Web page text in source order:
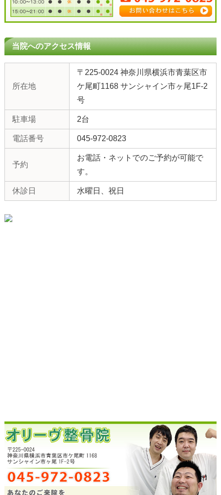
当院へのアクセス情報
所在地
〒225-0024 神奈川県横浜市青葉区市
ケ尾町1168 サンシャイン市ヶ尾1F-2
号
駐車場 2台
電話番号 045-972-0823
予約
お電話・ネットでのご予約が可能で
す。
休診日 水曜日、祝日